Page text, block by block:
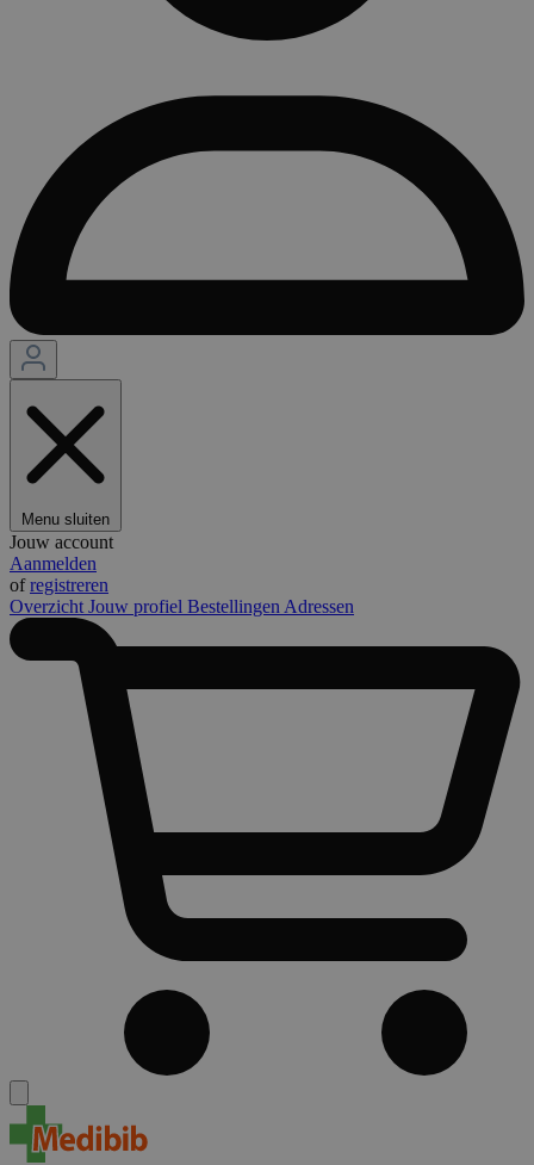
Menu sluiten
Jouw account
Aanmelden
ofregistreren
Overzicht Jouw profiel Bestellingen Adressen